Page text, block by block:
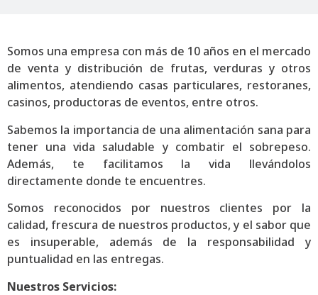
Somos una empresa con más de 10 años en el mercado
de venta y distribución de frutas, verduras y otros
alimentos, atendiendo casas particulares, restoranes,
casinos, productoras de eventos, entre otros.
Sabemos la importancia de una alimentación sana para
tener una vida saludable y combatir el sobrepeso.
Además, te facilitamos la vida llevándolos
directamente donde te encuentres.
Somos reconocidos por nuestros clientes por la
calidad, frescura de nuestros productos, y el sabor que
es insuperable, además de la responsabilidad y
puntualidad en las entregas.
Nuestros Servicios: